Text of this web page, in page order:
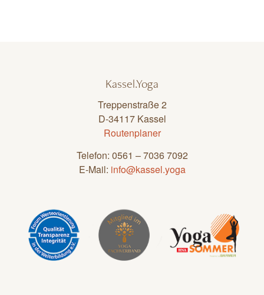
Kassel.Yoga
Treppenstraße 2
D-34117 Kassel
Routenplaner
Telefon: 0561 – 7036 7092
E-Mail: info@kassel.yoga